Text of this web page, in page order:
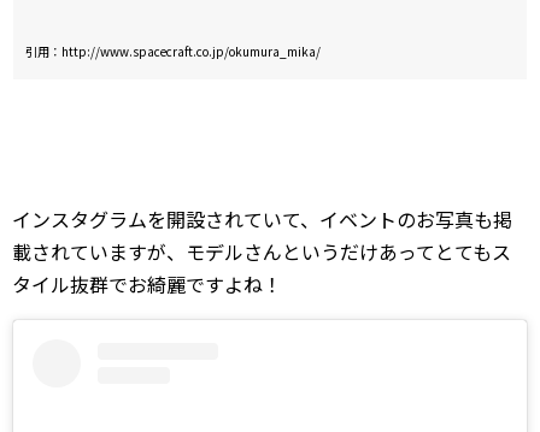
引用：http://www.spacecraft.co.jp/okumura_mika/
インスタグラムを開設されていて、イベントのお写真も掲
載されていますが、モデルさんというだけあってとてもス
タイル抜群でお綺麗ですよね！